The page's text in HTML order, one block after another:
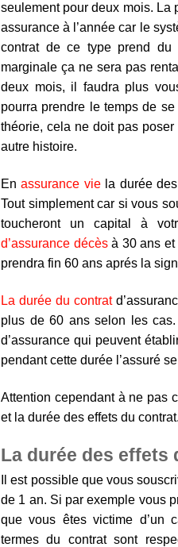
seulement pour deux mois. La
assurance à l’année car le
contrat de ce type prend du
marginale ça ne sera pas
deux mois, il faudra plus
pourra prendre le temps de
théorie, cela ne doit pas
autre histoire.
Enassurance viela durée des
Tout simplement car si vous
toucheront un capital à
d’assurance décèsà 30 ans et
prendra fin 60 ans aprés la
La durée du contrat
plus de 60 ans selon les
d’assurance qui peuvent
pendant cette durée l’assuré
Attention cependant à ne pas
et la durée des effets du
La durée des effets
Il est possible que vous
de 1 an. Si par exemple vous
que vous êtes victime d’un
termes du contrat sont